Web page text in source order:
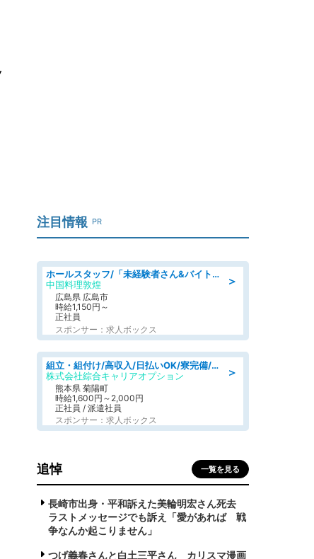
注目情報 PR
＞
ホールスタッフ/「未経験者さん&バイトデビューも大歓迎」残業ほぼなし×1日3時間〜勤務OK!フォロー体制も充実/広島県/広島市南区
中国料理敦煌
広島県 広島市
時給1,150円～
正社員
スポンサー：求人ボックス
＞
組立・組付け/高収入/日払いOK/寮完備/交替制/20・30・40代活躍中
株式会社綜合キャリアオプション
熊本県 菊陽町
時給1,600円～2,000円
正社員 / 派遣社員
スポンサー：求人ボックス
追悼 一覧を見る
長崎市出身・平和訴えた美輪明宏さん死去
ラストメッセージでも訴え「愛があれば 戦
争なんか起こりません」
つげ義春さんと白土三平さん カリスマ漫画